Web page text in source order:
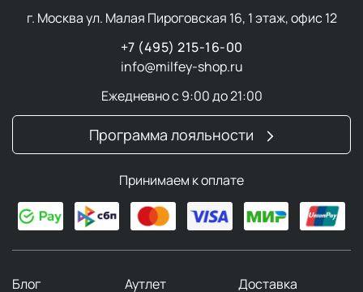
г. Москва ул. Малая Пироговская 16, 1 этаж, офис 12
+7 (495) 215-16-00
info@milfey-shop.ru
Ежедневно с 9:00 до 21:00
Программа лояльности
Принимаем к оплате
Блог Аутлет Доставка